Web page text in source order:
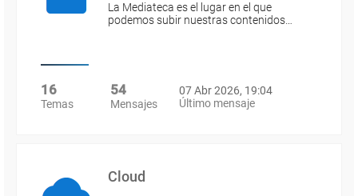
La Mediateca es el lugar en el que
podemos subir nuestras contenidos…
16
Temas
54
Mensajes
07 Abr 2026, 19:04
Último mensaje
Cloud